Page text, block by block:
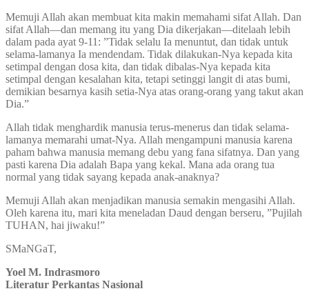
Memuji Allah akan membuat kita makin memahami sifat Allah. Dan
sifat Allah—dan memang itu yang Dia dikerjakan—ditelaah lebih
dalam pada ayat 9-11: ”Tidak selalu Ia menuntut, dan tidak untuk
selama-lamanya Ia mendendam. Tidak dilakukan-Nya kepada kita
setimpal dengan dosa kita, dan tidak dibalas-Nya kepada kita
setimpal dengan kesalahan kita, tetapi setinggi langit di atas bumi,
demikian besarnya kasih setia-Nya atas orang-orang yang takut akan
Dia.”
Allah tidak menghardik manusia terus-menerus dan tidak selama-
lamanya memarahi umat-Nya. Allah mengampuni manusia karena
paham bahwa manusia memang debu yang fana sifatnya. Dan yang
pasti karena Dia adalah Bapa yang kekal. Mana ada orang tua
normal yang tidak sayang kepada anak-anaknya?
Memuji Allah akan menjadikan manusia semakin mengasihi Allah.
Oleh karena itu, mari kita meneladan Daud dengan berseru, ”Pujilah
TUHAN, hai jiwaku!”
SMaNGaT,
Yoel M. Indrasmoro
Literatur Perkantas Nasional